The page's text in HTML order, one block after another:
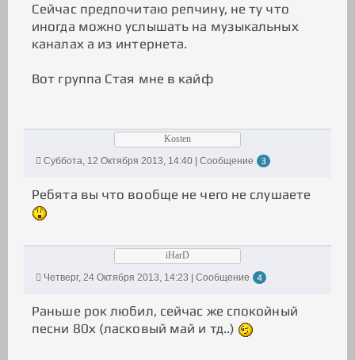
Сейчас предпочитаю репчину, не ту что
иногда можно услышать на музыкальных
каналах а из интернета.
Вот группа Стая мне в кайф
Kosten
Суббота, 12 Октября 2013, 14:40 | Сообщение
3
Ребята вы что вообще не чего не слушаете
iHarD
Четверг, 24 Октября 2013, 14:23 | Сообщение
4
Раньше рок любил, сейчас же спокойный
песни 80х (ласковый май и тд..)